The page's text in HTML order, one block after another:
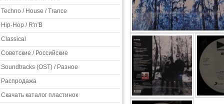
Techno / House / Trance
Hip-Hop / R'n'B
Classical
Советские / Российские
Soundtracks (OST) / Разное
Распродажа
Скачать каталог пластинок